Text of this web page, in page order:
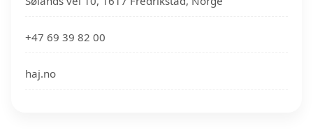
+47 69 39 82 00
haj.no